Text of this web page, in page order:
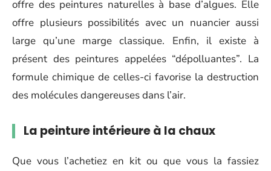
offre des peintures naturelles à base d’algues. Elle
offre plusieurs possibilités avec un nuancier aussi
large qu’une marge classique. Enfin, il existe à
présent des peintures appelées “dépolluantes”. La
formule chimique de celles-ci favorise la destruction
des molécules dangereuses dans l’air.
La peinture intérieure à la chaux
Que vous l’achetiez en kit ou que vous la fassiez